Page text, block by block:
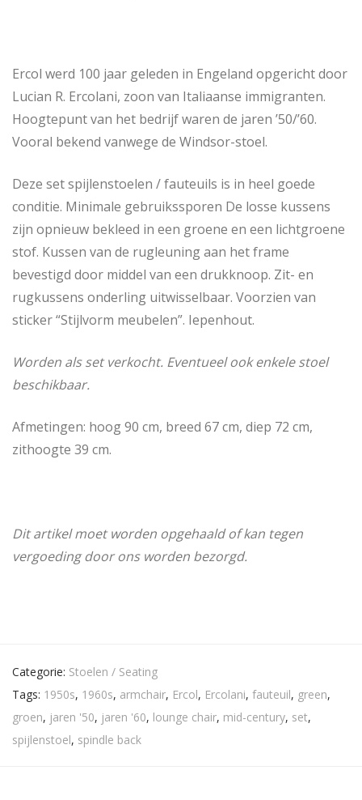
Ercol werd 100 jaar geleden in Engeland opgericht door
Lucian R. Ercolani, zoon van Italiaanse immigranten.
Hoogtepunt van het bedrijf waren de jaren ’50/’60.
Vooral bekend vanwege de Windsor-stoel.
Deze set spijlenstoelen / fauteuils is in heel goede
conditie. Minimale gebruikssporen De losse kussens
zijn opnieuw bekleed in een groene en een lichtgroene
stof. Kussen van de rugleuning aan het frame
bevestigd door middel van een drukknoop. Zit- en
rugkussens onderling uitwisselbaar. Voorzien van
sticker “Stijlvorm meubelen”. Iepenhout.
Worden als set verkocht. Eventueel ook enkele stoel
beschikbaar.
Afmetingen: hoog 90 cm, breed 67 cm, diep 72 cm,
zithoogte 39 cm.
Dit artikel moet worden opgehaald of kan tegen
vergoeding door ons worden bezorgd.
Categorie: Stoelen / Seating
Tags: 1950s, 1960s, armchair, Ercol, Ercolani, fauteuil, green,
groen, jaren '50, jaren '60, lounge chair, mid-century, set,
spijlenstoel, spindle back